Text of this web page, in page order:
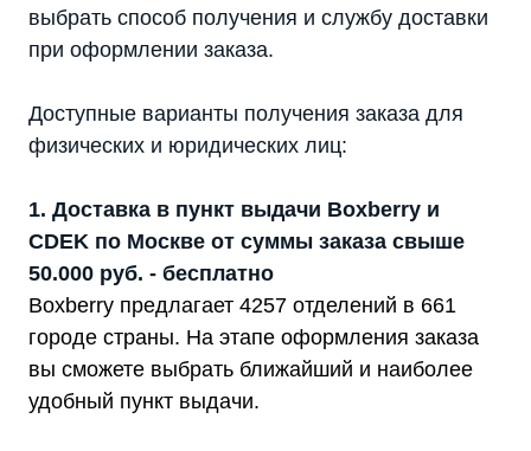
выбрать способ получения и службу доставки
при оформлении заказа.
Доступные варианты получения заказа для
физических и юридических лиц:
1. Доставка в пункт выдачи Boxberry и
CDEK по Москве от суммы заказа свыше
50.000 руб. - бесплатно
Boxberry предлагает 4257 отделений в 661
городе страны. На этапе оформления заказа
вы сможете выбрать ближайший и наиболее
удобный пункт выдачи.